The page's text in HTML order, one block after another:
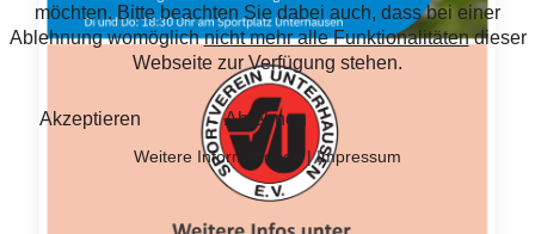
möchten. Bitte beachten Sie dabei auch, dass bei einer
Ablehnung womöglichnicht mehr alle Funktionalitätendieser
Webseite zur Verfügung stehen.
Akzeptieren Ablehnen
Weitere Informationen |Impressum